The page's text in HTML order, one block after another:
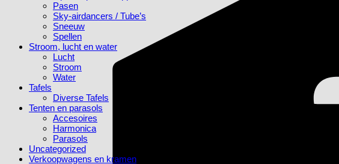
Pasen
Sky-airdancers / Tube’s
Sneeuw
Spellen
Stroom, lucht en water
Lucht
Stroom
Water
Tafels
Diverse Tafels
Tenten en parasols
Accesoires
Harmonica
Parasols
Uncategorized
Verkoopwagens en kramen